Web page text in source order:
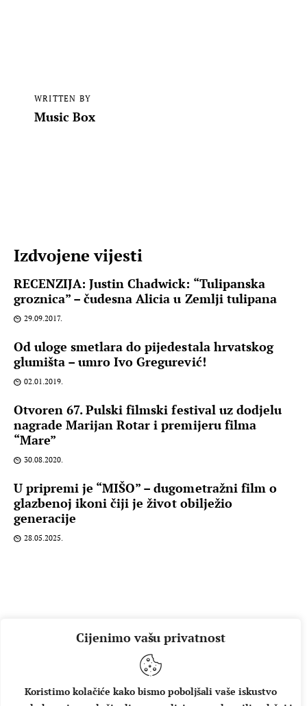
Cijenimo vašu privatnost
Koristimo kolačiće kako bismo poboljšali vaše iskustvo
WRITTEN BY
Music Box
Izdvojene vijesti
RECENZIJA: Justin Chadwick: “Tulipanska
groznica” – čudesna Alicia u Zemlji tulipana
29.09.2017.
Od uloge smetlara do pijedestala hrvatskog
glumišta – umro Ivo Gregurević!
02.01.2019.
Otvoren 67. Pulski filmski festival uz dodjelu
nagrade Marijan Rotar i premijeru filma
“Mare”
30.08.2020.
U pripremi je “MIŠO” – dugometražni film o
glazbenoj ikoni čiji je život obilježio
generacije
28.05.2025.